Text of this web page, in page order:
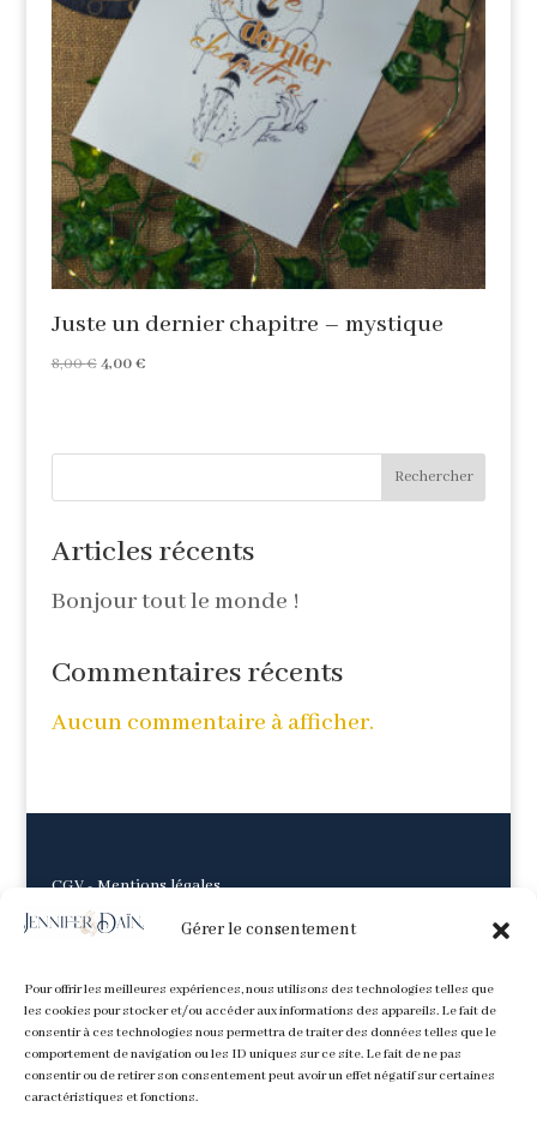
Gérer le consentement
Pour offrir les meilleures expériences, nous utilisons des technologies telles que
les cookies pour stocker et/ou accéder aux informations des appareils. Le fait de
consentir à ces technologies nous permettra de traiter des données telles que le
comportement de navigation ou les ID uniques sur ce site. Le fait de ne pas
consentir ou de retirer son consentement peut avoir un effet négatif sur certaines
caractéristiques et fonctions.
Juste un dernier chapitre – mystique
8,00€ Le
4,00€Le
Rechercher
Articles récents
Bonjour tout le monde !
Commentaires récents
Aucun commentaire à afficher.
CGV-Mentions légales